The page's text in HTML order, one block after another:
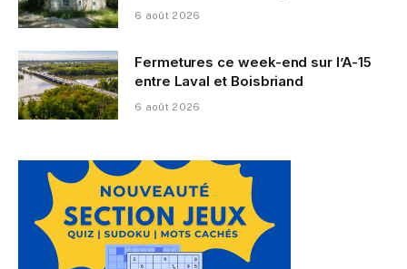
6 août 2026
Fermetures ce week-end sur l’A-15
entre Laval et Boisbriand
6 août 2026